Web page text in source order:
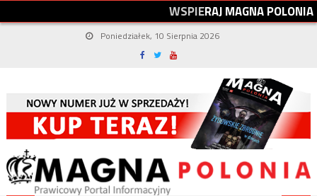
WSPIERAJMAGNAPOLONIA
Poniedziałek, 10 Sierpnia 2026